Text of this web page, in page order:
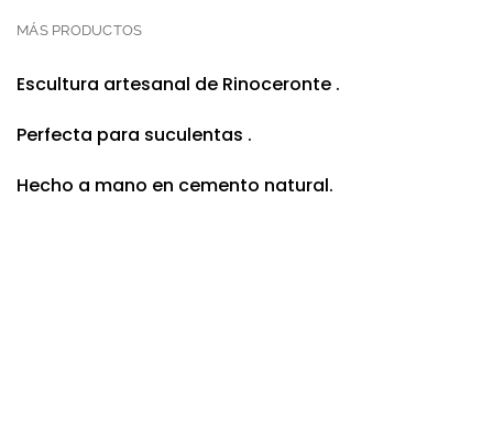
MÁS PRODUCTOS
Escultura artesanal de Rinoceronte .
Perfecta para suculentas .
Hecho a mano en cemento natural.